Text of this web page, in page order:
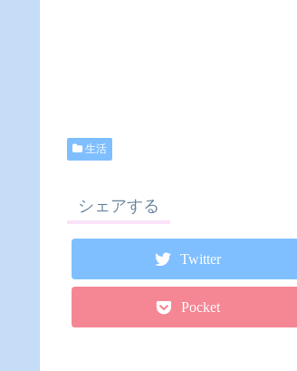
生活
シェアする
Twitter
Pocket